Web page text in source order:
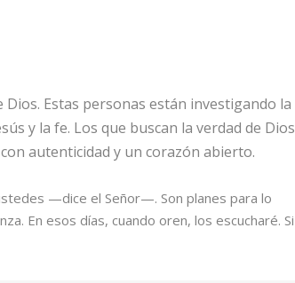
Estas personas están investigando la
y la fe. Los que buscan la verdad de Dios
autenticidad y un corazón abierto.
—dice el Señor—. Son planes para lo
En esos días, cuando oren, los escucharé. Si